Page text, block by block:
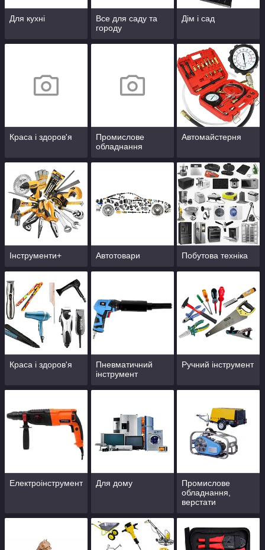
Для кухні
Все для саду та
городу
Дім і сад
Краса і здоров'я
Промислове
обладнання
Автомайстерня
Інструменти+ Автотовари Побутова техніка
Краса і здоров'я
Пневматичний
інструмент
Ручний інструмент
Електроінструмент Для дому
Промислове
обладнання,
верстати